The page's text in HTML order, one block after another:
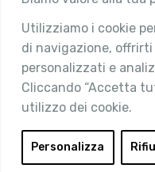
Utilizziamo i cookie
di navigazione,
personalizzati e
Cliccando “Accetta
utilizzo dei cookie.
Personalizza
Chi siamo
Attività
Contatti
Area Riservata
Login
Diventa Socio